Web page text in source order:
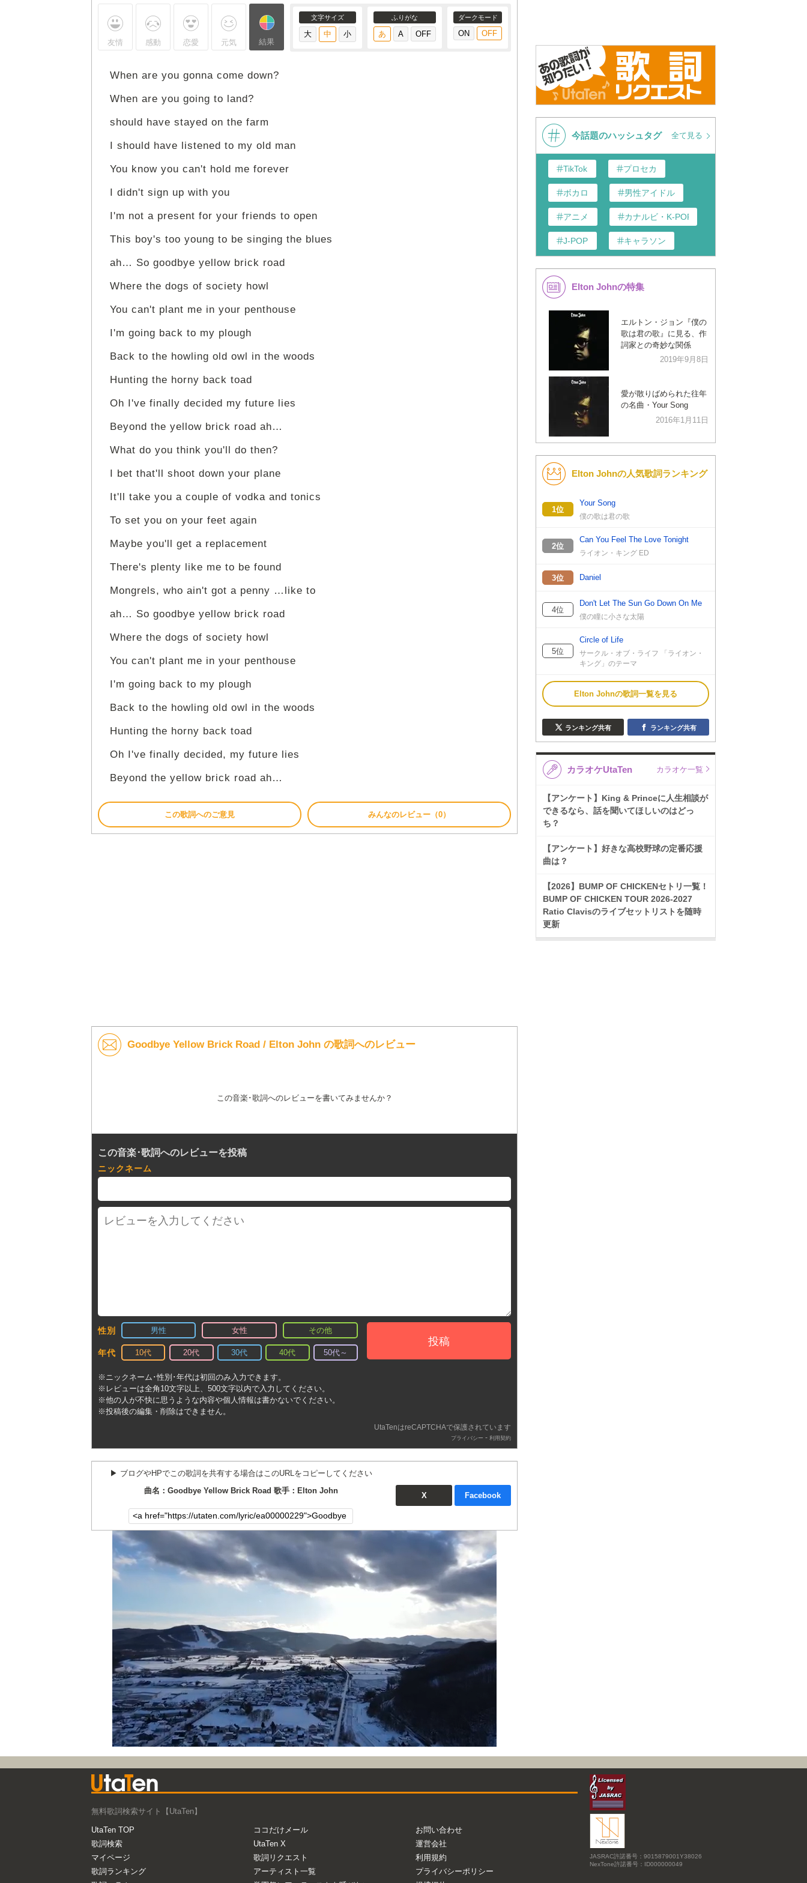
友情 感動 恋愛 元気 結果
文字サイズ ふりがな ダークモード
When are you gonna come down?
When are you going to land?
should have stayed on the farm
I should have listened to my old man
You know you can't hold me forever
I didn't sign up with you
I'm not a present for your friends to open
This boy's too young to be singing the blues
ah… So goodbye yellow brick road
Where the dogs of society howl
You can't plant me in your penthouse
I'm going back to my plough
Back to the howling old owl in the woods
Hunting the horny back toad
Oh I've finally decided my future lies
Beyond the yellow brick road ah…
What do you think you'll do then?
I bet that'll shoot down your plane
It'll take you a couple of vodka and tonics
To set you on your feet again
Maybe you'll get a replacement
There's plenty like me to be found
Mongrels, who ain't got a penny …like to
ah… So goodbye yellow brick road
Where the dogs of society howl
You can't plant me in your penthouse
I'm going back to my plough
Back to the howling old owl in the woods
Hunting the horny back toad
Oh I've finally decided, my future lies
Beyond the yellow brick road ah…
この歌詞へのご意見 みんなのレビュー（0）
Goodbye Yellow Brick Road / Elton John の歌詞へのレビュー
この音楽･歌詞へのレビューを書いてみませんか？
この音楽･歌詞へのレビューを投稿
ニックネーム
性別 男性 女性 その他
年代 10代 20代 30代 40代 50代～
投稿
※ニックネーム･性別･年代は初回のみ入力できます。
※レビューは全角10文字以上、500文字以内で入力してください。
※他の人が不快に思うような内容や個人情報は書かないでください。
※投稿後の編集・削除はできません。
UtaTenはreCAPTCHAで保護されています
プライバシー - 利用契約
▶︎ ブログやHPでこの歌詞を共有する場合はこのURLをコピーしてください
曲名：Goodbye Yellow Brick Road 歌手：Elton John
X Facebook
今話題のハッシュタグ 全て見る
TikTok プロセカ
ボカロ 男性アイドル
アニメ カナルビ・K-POP和訳
J-POP キャラソン
K-POP 演歌・歌謡
バンド
VTuber ディズニー
Elton Johnの特集
エルトン・ジョン『僕の
歌は君の歌』に見る、作
詞家との奇妙な関係
2019年9月8日
愛が散りばめられた往年
の名曲・Your Song
2016年1月11日
Elton Johnの人気歌詞ランキング
1位
Your Song
僕の歌は君の歌
2位
Can You Feel The Love Tonight
ライオン・キング ED
3位 Daniel
4位
Don't Let The Sun Go Down On Me
僕の瞳に小さな太陽
5位
Circle of Life
サークル・オブ・ライフ 「ライオン・
キング」のテーマ
Elton Johnの歌詞一覧を見る
ランキング共有 ランキング共有
カラオケUtaTen カラオケ一覧
【アンケート】King & Princeに人生相談が
できるなら、話を聞いてほしいのはどっ
ち？
【アンケート】好きな高校野球の定番応援
曲は？
【2026】BUMP OF CHICKENセトリ一覧！
BUMP OF CHICKEN TOUR 2026-2027
Ratio Clavisのライブセットリストを随時
更新
無料歌詞検索サイト【UtaTen】
UtaTen TOP
歌詞検索
マイページ
歌詞ランキング
ココだけメール
UtaTen X
歌詞リクエスト
アーティスト一覧
お問い合わせ
運営会社
利用規約
プライバシーポリシー
JASRAC許諾番号：9015879001Y38026
NexTone許諾番号：ID000000049